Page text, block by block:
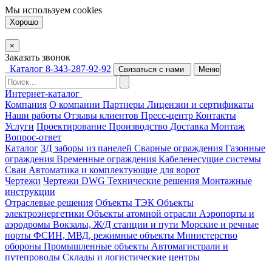
Мы используем cookies
Хорошо
×
Заказать звонок
Каталог 8-343-287-92-92 Связаться с нами Меню
Интернет-каталог
Компания О компании Партнеры Лицензии и сертификаты
Наши работы Отзывы клиентов Пресс-центр Контакты
Услуги Проектирование Производство Доставка Монтаж
Вопрос-ответ
Каталог 3Д заборы из панелей Сварные ограждения Газонные
ограждения Временные ограждения Кабеленесущие системы
Cваи Автоматика и комплектующие для ворот
Чертежи Чертежи DWG Технические решения Монтажные
инструкции
Отраслевые решения Объекты ТЭК Объекты
электроэнергетики Объекты атомной отрасли Аэропорты и
аэродромы Вокзалы, Ж/Д станции и пути Морские и речные
порты ФСИН, МВД, режимные объекты Министерство
обороны Промышленные объекты Автомагистрали и
путепроводы Склады и логистические центры